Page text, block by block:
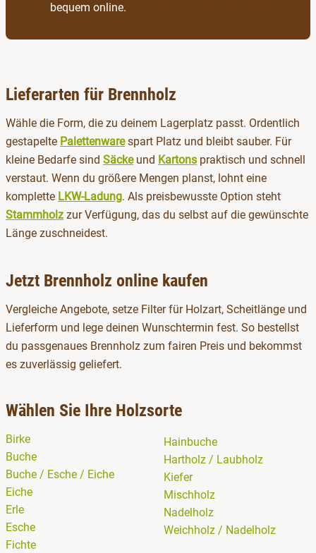
bequem online.
Lieferarten für Brennholz
Wähle die Form, die zu deinem Lagerplatz passt. Ordentlich
gestapelte Palettenwarespart Platz und bleibt sauber. Für
kleine Bedarfe sind Säckeund Kartons praktisch und schnell
verstaut. Wenn du größere Mengen planst, lohnt eine
komplette LKW-Ladung. Als preisbewusste Option steht
Stammholz zur Verfügung, das du selbst auf die gewünschte
Länge zuschneidest.
Jetzt Brennholz online kaufen
Vergleiche Angebote, setze Filter für Holzart, Scheitlänge und
Lieferform und lege deinen Wunschtermin fest. So bestellst
du passgenaues Brennholz zum fairen Preis und bekommst
es zuverlässig geliefert.
Wählen Sie Ihre Holzsorte
Birke
Buche
Buche / Esche / Eiche
Eiche
Erle
Esche
Fichte
Hainbuche
Hartholz / Laubholz
Kiefer
Mischholz
Nadelholz
Weichholz / Nadelholz